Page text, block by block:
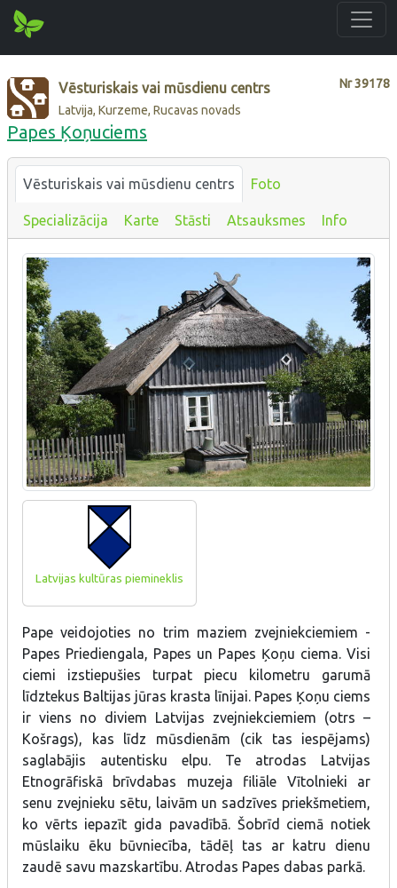
Nr39178
Vēsturiskais vai mūsdienu centrs
Latvija, Kurzeme, Rucavas novads
Papes Ķoņuciems
Vēsturiskais vai mūsdienu centrs Foto
Specializācija Karte Stāsti Atsauksmes Info
Latvijas kultūras piemineklis
Papeveidojoties no trim maziem zvejniekciemiem -
Papes Priediengala, Papes un Papes Ķoņu ciema. Visi
ciemi izstiepušies turpat piecu kilometru garumā
līdztekus Baltijas jūras krasta līnijai. Papes Ķoņu ciems
ir viens no diviem Latvijas zvejniekciemiem (otrs –
Košrags), kas līdz mūsdienām (cik tas iespējams)
saglabājis autentisku elpu. Te atrodas Latvijas
Etnogrāfiskā brīvdabas muzeja filiāle Vītolnieki ar
senu zvejnieku sētu, laivām un sadzīves priekšmetiem,
ko vērts iepazīt gida pavadībā. Šobrīd ciemā notiek
mūslaiku ēku būvniecība, tādēļ tas ar katru dienu
zaudē savu mazskartību. Atrodas Papes dabas parkā.